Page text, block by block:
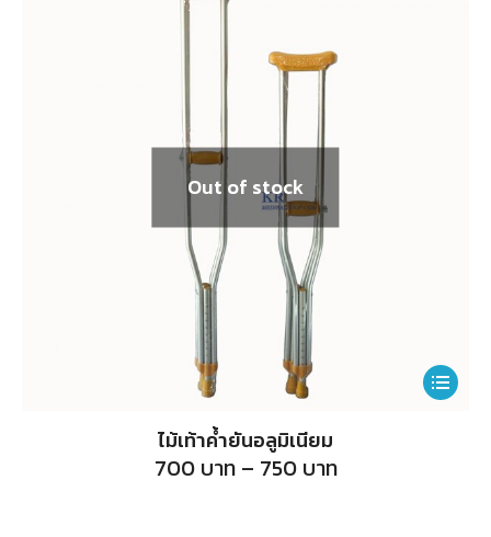
This
Out of stock
ไม้เท้าค้ำยันอลูมิเนียม
700บาท – 750บาทPrice
range: